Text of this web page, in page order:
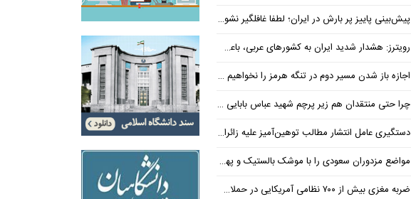
پیش‌بینی پاییز پر بارش در ایران؛ لطفا غافلگیر نشوید
رویترز: هشدار شدید ایران به کشورهای عربی، باعث توقف حمله آمریکا شد
اجازه باز شدن مسیر دوم در تنگه هرمز را نخواهیم داد
چرا حتی منتقدان هم زیر پرچم شهید عباس بابایی ایستادند؟
دستگیری عامل انتشار مطالب توهین‌آمیز علیه زائران اربعین در فضای مجازی
مواضع مزدوران سعودی را با موشک بالستیک و پهپاد در هم شکستیم
ضربه مغزی بیش از ۷۰۰ نظامی آمریکایی در حملات ایران